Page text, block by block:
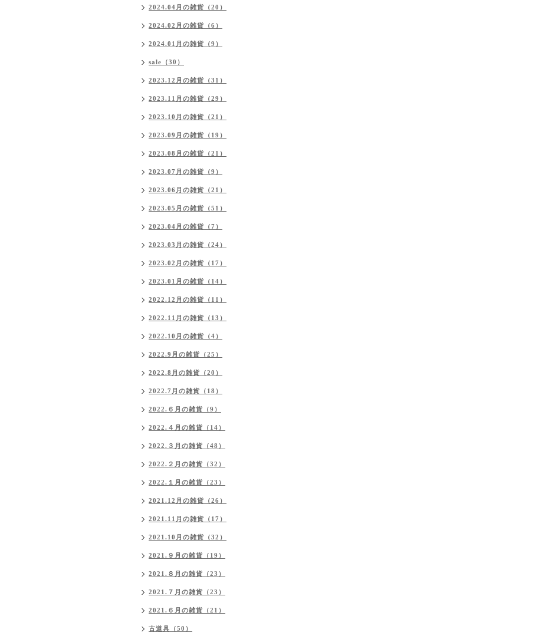
2024.04月の雑貨（20）
2024.02月の雑貨（6）
2024.01月の雑貨（9）
sale（30）
2023.12月の雑貨（31）
2023.11月の雑貨（29）
2023.10月の雑貨（21）
2023.09月の雑貨（19）
2023.08月の雑貨（21）
2023.07月の雑貨（9）
2023.06月の雑貨（21）
2023.05月の雑貨（51）
2023.04月の雑貨（7）
2023.03月の雑貨（24）
2023.02月の雑貨（17）
2023.01月の雑貨（14）
2022.12月の雑貨（11）
2022.11月の雑貨（13）
2022.10月の雑貨（4）
2022.9月の雑貨（25）
2022.8月の雑貨（20）
2022.7月の雑貨（18）
2022.６月の雑貨（9）
2022.４月の雑貨（14）
2022.３月の雑貨（48）
2022.２月の雑貨（32）
2022.１月の雑貨（23）
2021.12月の雑貨（26）
2021.11月の雑貨（17）
2021.10月の雑貨（32）
2021.９月の雑貨（19）
2021.８月の雑貨（23）
2021.７月の雑貨（23）
2021.６月の雑貨（21）
古道具（50）